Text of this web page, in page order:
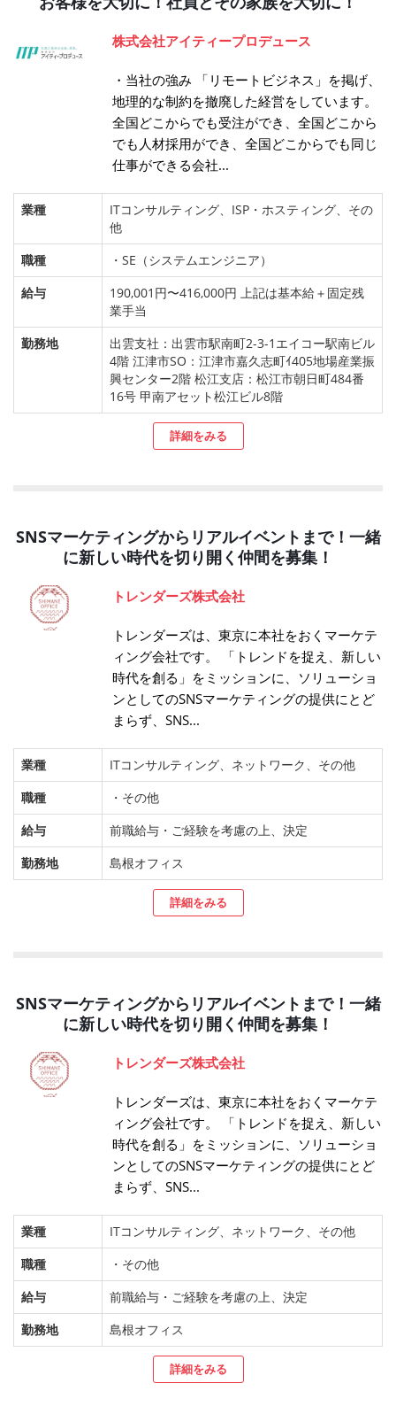
株式会社アイティープロデュース
・当社の強み 「リモートビジネス」を掲げ、
地理的な制約を撤廃した経営をしています。
全国どこからでも受注ができ、全国どこから
でも人材採用ができ、全国どこからでも同じ
仕事ができる会社...
業種
ITコンサルティング、ISP・ホスティング、その
他
職種
・SE（システムエンジニア）
給与
190,001円〜416,000円 上記は基本給＋固定残
業手当
勤務地
出雲支社：出雲市駅南町2-3-1エイコー駅南ビル
4階 江津市SO：江津市嘉久志町ｲ405地場産業振
興センター2階 松江支店：松江市朝日町484番
16号 甲南アセット松江ビル8階
詳細をみる
SNSマーケティングからリアルイベントまで！一緒
に新しい時代を切り開く仲間を募集！
トレンダーズ株式会社
トレンダーズは、東京に本社をおくマーケテ
ィング会社です。 「トレンドを捉え、新しい
時代を創る」をミッションに、ソリューショ
ンとしてのSNSマーケティングの提供にとど
まらず、SNS...
業種
ITコンサルティング、ネットワーク、その他
職種
・その他
給与
前職給与・ご経験を考慮の上、決定
勤務地
島根オフィス
詳細をみる
SNSマーケティングからリアルイベントまで！一緒
に新しい時代を切り開く仲間を募集！
トレンダーズ株式会社
トレンダーズは、東京に本社をおくマーケテ
ィング会社です。 「トレンドを捉え、新しい
時代を創る」をミッションに、ソリューショ
ンとしてのSNSマーケティングの提供にとど
まらず、SNS...
業種
ITコンサルティング、ネットワーク、その他
職種
・その他
給与
前職給与・ご経験を考慮の上、決定
勤務地
島根オフィス
詳細をみる